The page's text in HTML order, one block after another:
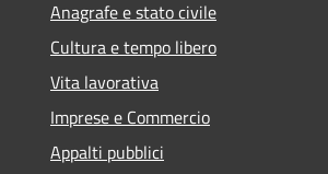
Anagrafe e stato civile
Cultura e tempo libero
Vita lavorativa
Imprese e Commercio
Appalti pubblici